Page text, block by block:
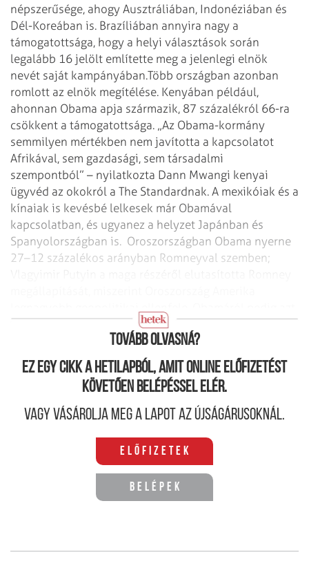
népszerűsége, ahogy Ausztráliában, Indonéziában és
Dél-Koreában is. Brazíliában annyira nagy a
támogatottsága, hogy a helyi választások során
legalább 16 jelölt említette meg a jelenlegi elnök
nevét saját kampányában.Több országban azonban
romlott az elnök megítélése. Kenyában például,
ahonnan Obama apja származik, 87 százalékról 66-ra
csökkent a támogatottsága. „Az Obama-kormány
semmilyen mértékben nem javította a kapcsolatot
Afrikával, sem gazdasági, sem társadalmi
szempontból” – nyilatkozta Dann Mwangi kenyai
ügyvéd az okokról a The Standardnak. A mexikóiak és a
kínaiak is kevésbé lelkesek már Obamával
kapcsolatban, és ugyanez a helyzet Japánban és
Spanyolországban is. Oroszországban Obama nyerne
27–12 százalékos arányban Romneyval szemben;
állította, hogy „egy nagyon őszinte ember”.
Tovább olvasná?
Ez egy cikk a hetilapból, amit online előfizetést
követően belépéssel elér.
Vagy vásárolja meg a lapot az újságárusoknál.
Előfizetek
Belépek